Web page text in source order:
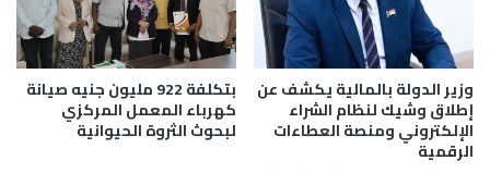
ا
ل
ف
ا
ل
ا
ي
ي
ن
ف
وزير الدولة بالمالية يكشف عن
إطلاق وشيك لنظام الشراء
الإلكتروني ومنصة العطاءات
الرقمية
بتكلفة 922 مليون جنيه صيانة
كهرباء المعمل المركزي
لبحوث الثروة الحيوانية